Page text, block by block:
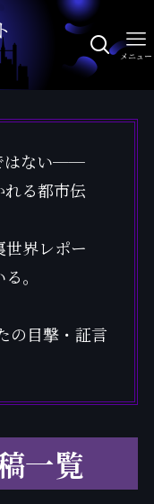
メニュー
はない──
る都市伝
界レポー
。
の目撃・証言
一覧